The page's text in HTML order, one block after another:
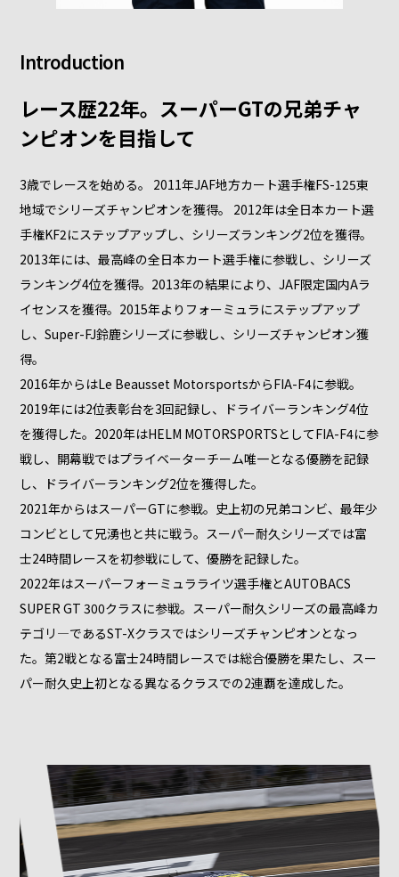
Introduction
レース歴22年。スーパーGTの兄弟チャ
ンピオンを目指して
3歳でレースを始める。 2011年JAF地方カート選手権FS-125東
地域でシリーズチャンピオンを獲得。 2012年は全日本カート選
手権KF2にステップアップし、シリーズランキング2位を獲得。
2013年には、最高峰の全日本カート選手権に参戦し、シリーズ
ランキング4位を獲得。2013年の結果により、JAF限定国内Aラ
イセンスを獲得。2015年よりフォーミュラにステップアップ
し、Super-FJ鈴鹿シリーズに参戦し、シリーズチャンピオン獲
得。
2016年からはLe Beausset MotorsportsからFIA-F4に参戦。
2019年には2位表彰台を3回記録し、ドライバーランキング4位
を獲得した。2020年はHELM MOTORSPORTSとしてFIA-F4に参
戦し、開幕戦ではプライベーターチーム唯一となる優勝を記録
し、ドライバーランキング2位を獲得した。
2021年からはスーパーGTに参戦。史上初の兄弟コンビ、最年少
コンビとして兄湧也と共に戦う。スーパー耐久シリーズでは富
士24時間レースを初参戦にして、優勝を記録した。
2022年はスーパーフォーミュラライツ選手権とAUTOBACS
SUPER GT 300クラスに参戦。スーパー耐久シリーズの最高峰カ
テゴリ―であるST-Xクラスではシリーズチャンピオンとなっ
た。第2戦となる富士24時間レースでは総合優勝を果たし、スー
パー耐久史上初となる異なるクラスでの2連覇を達成した。